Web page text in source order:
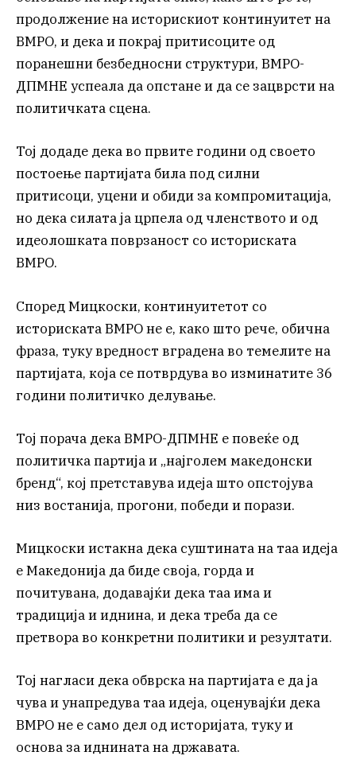
продолжение на историскиот континуитет на
ВМРО, и дека и покрај притисоците од
поранешни безбедносни структури, ВМРО-
ДПМНЕ успеала да опстане и да се зацврсти на
политичката сцена.
Тој додаде дека во првите години од своето
постоење партијата била под силни
притисоци, уцени и обиди за компромитација,
но дека силата ја црпела од членството и од
идеолошката поврзаност со историската
ВМРО.
Според Мицкоски, континуитетот со
историската ВМРО не е, како што рече, обична
фраза, туку вредност вградена во темелите на
партијата, која се потврдува во изминатите 36
години политичко делување.
Тој порача дека ВМРО-ДПМНЕ е повеќе од
политичка партија и „најголем македонски
бренд“, кој претставува идеја што опстојува
низ востанија, прогони, победи и порази.
Мицкоски истакна дека суштината на таа идеја
е Македонија да биде своја, горда и
почитувана, додавајќи дека таа има и
традиција и иднина, и дека треба да се
претвора во конкретни политики и резултати.
Тој нагласи дека обврска на партијата е да ја
чува и унапредува таа идеја, оценувајќи дека
ВМРО не е само дел од историјата, туку и
основа за иднината на државата.